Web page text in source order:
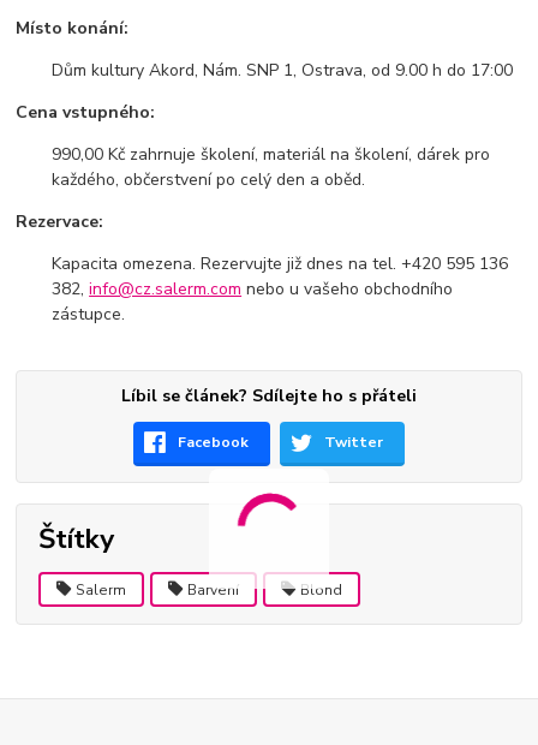
Místo konání:
Dům kultury Akord, Nám. SNP 1, Ostrava, od 9.00 h do 17:00
Cena vstupného:
990,00 Kč zahrnuje školení, materiál na školení, dárek pro
každého, občerstvení po celý den a oběd.
Rezervace:
Kapacita omezena. Rezervujte již dnes na tel. +420 595 136
382,info@cz.salerm.com nebo u vašeho obchodního
zástupce.
Líbil se článek? Sdílejte ho s přáteli
Facebook Twitter
Štítky
Salerm Barvení Blond